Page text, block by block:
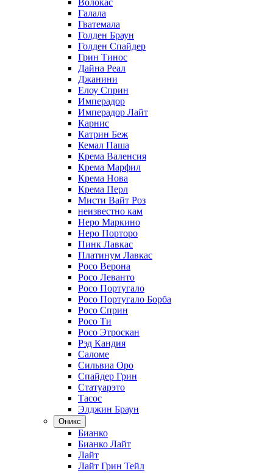
Волокас
Галала
Гватемала
Голден Браун
Голден Спайдер
Грин Тинос
Дайна Реал
Джанини
Елоу Сприн
Имперадор
Имперадор Лайт
Карнис
Катрин Беж
Кемал Паша
Крема Валенсия
Крема Марфил
Крема Нова
Крема Перл
Мисти Вайт Роз
неизвестно кам
Неро Маркино
Неро Порторо
Пинк Лавкаc
Платинум Лавкас
Росо Верона
Росо Леванто
Росо Португало
Росо Португало Борба
Росо Сприн
Росо Ти
Росо Этроскан
Рэд Кандия
Саломе
Сильвиа Оро
Спайдер Грин
Статуарэто
Тасос
Элджин Браун
Оникс
Бианко
Бианко Лайт
Лайт
Лайт Грин Тейл